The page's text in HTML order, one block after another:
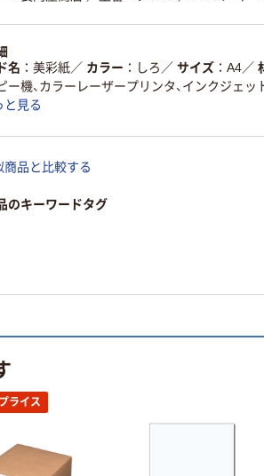
名
美彩紙／ カラー しろ ／ サイズ A4／
ー機、カラーレーザープリンタ、インクジェ
と見る
商品と比較する
のキーワードタグ
ライス